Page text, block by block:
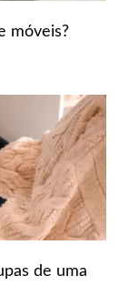
móveis?
de uma